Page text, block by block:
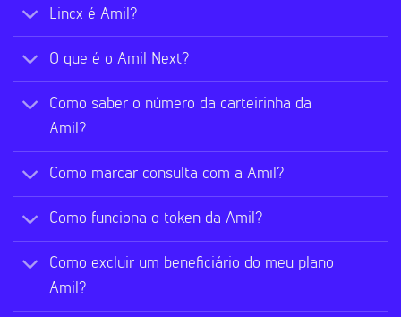
Lincx é Amil?
O que é o Amil Next?
Como saber o número da carteirinha da
Amil?
Como marcar consulta com a Amil?
Como funciona o token da Amil?
Como excluir um beneficiário do meu plano
Amil?